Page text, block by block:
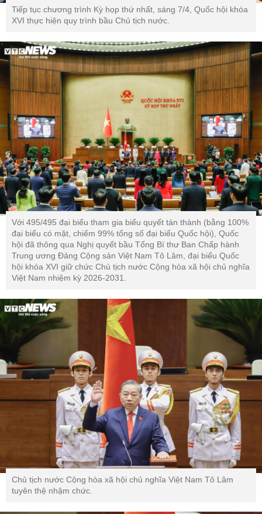
Tiếp tục chương trình Kỳ họp thứ nhất, sáng 7/4, Quốc hội khóa
XVI thực hiện quy trình bầu Chủ tịch nước.
Với 495/495 đại biểu tham gia biểu quyết tán thành (bằng 100%
đại biểu có mặt, chiếm 99% tổng số đại biểu Quốc hội), Quốc
hội đã thông qua Nghị quyết bầu Tổng Bí thư Ban Chấp hành
Trung ương Đảng Cộng sản Việt Nam Tô Lâm, đại biểu Quốc
hội khóa XVI giữ chức Chủ tịch nước Cộng hòa xã hội chủ nghĩa
Việt Nam nhiệm kỳ 2026-2031.
Chủ tịch nước Cộng hòa xã hội chủ nghĩa Việt Nam Tô Lâm
tuyên thệ nhậm chức.